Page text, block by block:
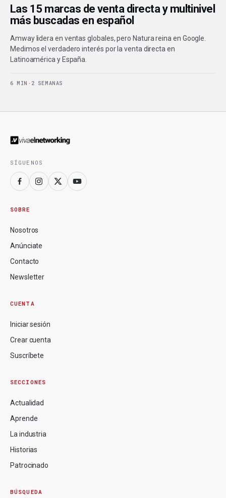
Las 15 marcas de venta directa y multinivel
más buscadas en español
Amway lidera en ventas globales, pero Natura reina en Google.
Medimos el verdadero interés por la venta directa en
Latinoamérica y España.
6 MIN · 2 SEMANAS
SÍGUENOS
SOBRE
Nosotros
Anúnciate
Contacto
Newsletter
CUENTA
Iniciar sesión
Crear cuenta
Suscríbete
SECCIONES
Actualidad
Aprende
La industria
Historias
Patrocinado
BÚSQUEDA